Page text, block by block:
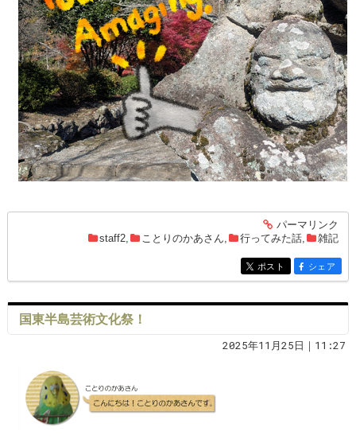
entry1497
パーマリンク
staff2, ことりのかあさん, 行ってみた話, 雑記
entry1497
ポスト entry1497
シェア
国東半島芸術文化祭！
2025年11月25日｜11:27